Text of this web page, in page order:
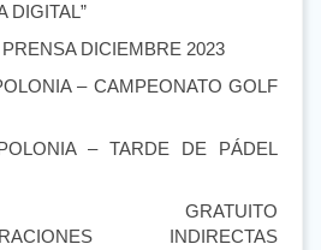
DIGITAL”
DICIEMBRE 2023
– CAMPEONATO GOLF
– TARDE DE PÁDEL
GRATUITO
INDIRECTAS